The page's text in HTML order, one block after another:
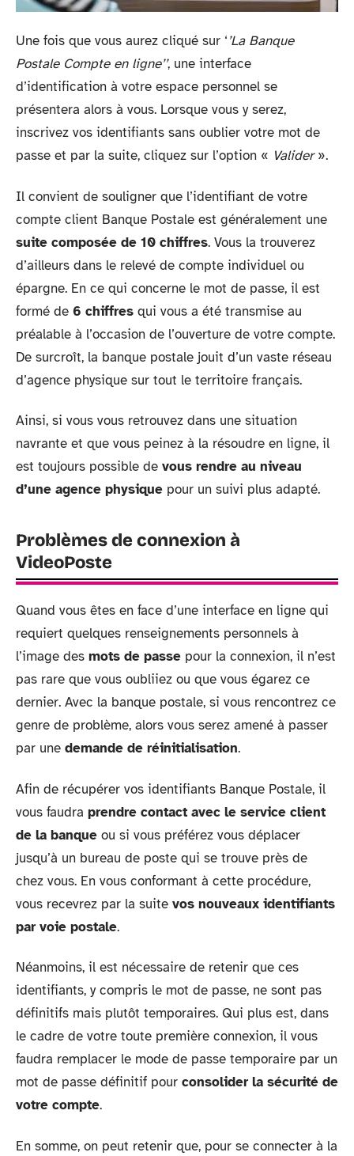
Une fois que vous aurez cliqué sur ‘’La Banque
Postale Compte en ligne’’, une interface
d’identification à votre espace personnel se
présentera alors à vous. Lorsque vous y serez,
inscrivez vos identifiants sans oublier votre mot de
passe et par la suite, cliquez sur l’option « Valider».
Il convient de souligner que l’identifiant de votre
compte client Banque Postale est généralement une
suite composée de 10 chiffres. Vous la trouverez
d’ailleurs dans le relevé de compte individuel ou
épargne. En ce qui concerne le mot de passe, il est
formé de 6 chiffres qui vous a été transmise au
préalable à l’occasion de l’ouverture de votre compte.
De surcroît, la banque postale jouit d’un vaste réseau
d’agence physique sur tout le territoire français.
Ainsi, si vous vous retrouvez dans une situation
navrante et que vous peinez à la résoudre en ligne, il
est toujours possible de vous rendre au niveau
d’une agence physique pour un suivi plus adapté.
Problèmes de connexion à
VideoPoste
Quand vous êtes en face d’une interface en ligne qui
requiert quelques renseignements personnels à
l’image des mots de passe pour la connexion, il n’est
pas rare que vous oubliiez ou que vous égarez ce
dernier. Avec la banque postale, si vous rencontrez ce
genre de problème, alors vous serez amené à passer
par une demande de réinitialisation.
Afin de récupérer vos identifiants Banque Postale, il
vous faudra prendre contact avec le service client
de la banque ou si vous préférez vous déplacer
jusqu’à un bureau de poste qui se trouve près de
chez vous. En vous conformant à cette procédure,
vous recevrez par la suite vos nouveaux identifiants
par voie postale.
Néanmoins, il est nécessaire de retenir que ces
identifiants, y compris le mot de passe, ne sont pas
définitifs mais plutôt temporaires. Qui plus est, dans
le cadre de votre toute première connexion, il vous
faudra remplacer le mode de passe temporaire par un
mot de passe définitif pour consolider la sécurité de
votre compte.
En somme, on peut retenir que, pour se connecter à la